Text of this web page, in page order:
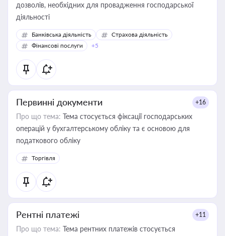
дозволів, необхідних для провадження господарської
діяльності
Банківська діяльність
Страхова діяльність
Фінансові послуги
+5
Первинні документи +16
Про що тема: Тема стосується фіксації господарських
операцій у бухгалтерському обліку та є основою для
податкового обліку
Торгівля
Рентні платежі +11
Про що тема: Тема рентних платежів стосується